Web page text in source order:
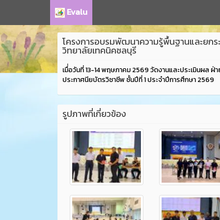
Evalu
โครงการอบรมพัฒนาความรู้พื้นฐานและยกร
วิทยาลัยเทคนิคชลบุรี
เมื่่อวันที่ 13-14 พฤษภาคม 2569 วัดงานและประเมินผล
ประกาศนียบัตรวิชาชีพ ชั้นปีที่ 1 ประจำปีการศึกษา 2569
รูปภาพที่เกี่ยวข้อง